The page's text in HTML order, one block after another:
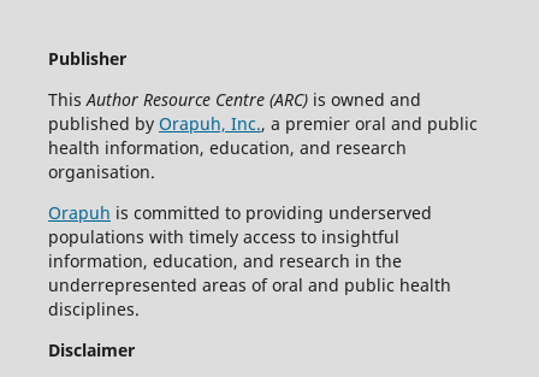
Publisher
This Author Resource Centre (ARC) is owned and
published by Orapuh, Inc., a premier oral and public
health information, education, and research
organisation.
Orapuh is committed to providing underserved
populations with timely access to insightful
information, education, and research in the
underrepresented areas of oral and public health
disciplines.
Disclaimer